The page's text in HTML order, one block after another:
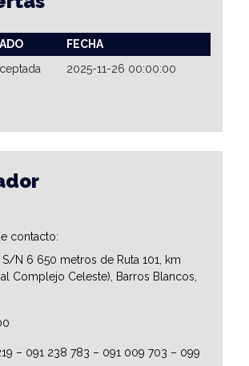
FECHA
2025-11-26 00:00:00
contacto:
S/N 6 650 metros de Ruta 101, km
Complejo Celeste), Barros Blancos,
– 091 238 783 – 091 009 703 – 099